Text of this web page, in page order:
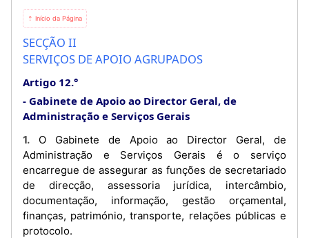
⇡ Início da Página
SECÇÃO II
SERVIÇOS DE APOIO AGRUPADOS
Artigo 12.°
Gabinete de Apoio ao Director Geral, de
Administração e Serviços Gerais
1. O Gabinete de Apoio ao Director Geral, de
Administração e Serviços Gerais é o serviço
encarregue de assegurar as funções de secretariado
de direcção, assessoria jurídica, intercâmbio,
documentação, informação, gestão orçamental,
finanças, património, transporte, relações públicas e
protocolo.